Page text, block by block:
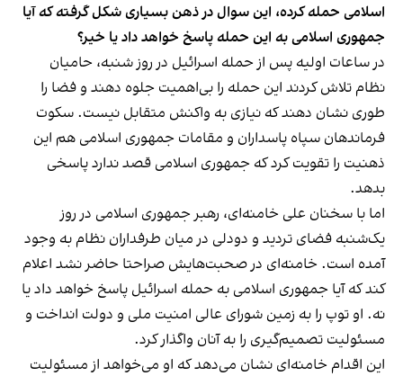
اسلامی حمله کرده، این سوال در ذهن بسیاری شکل گرفته که آیا
جمهوری اسلامی به این حمله پاسخ خواهد داد یا خیر؟
در ساعات اولیه پس از حمله اسرائیل در روز شنبه، حامیان
نظام تلاش کردند این حمله را بی‌اهمیت جلوه دهند و فضا را
طوری نشان دهند که نیازی به واکنش متقابل نیست. سکوت
فرماندهان سپاه پاسداران و مقامات جمهوری اسلامی هم این
ذهنیت را تقویت کرد که جمهوری اسلامی قصد ندارد پاسخی
بدهد.
اما با سخنان علی خامنه‌ای، رهبر جمهوری اسلامی در روز
یک‌شنبه فضای تردید و دودلی در میان طرفداران نظام به وجود
آمده است. خامنه‌ای در صحبت‌هایش صراحتا حاضر نشد اعلام
کند که آیا جمهوری اسلامی به حمله اسرائیل پاسخ خواهد داد یا
نه. او توپ را به زمین شورای عالی امنیت ملی و دولت انداخت و
مسئولیت تصمیم‌گیری را به آنان واگذار کرد.
این اقدام خامنه‌ای نشان می‌دهد که او می‌خواهد از مسئولیت